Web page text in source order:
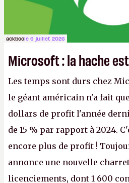
ackboole 6 juillet 2026
Microsoft : la hache
Les temps sont durs chez
le géant américain n'a fait
dollars de profit l'année
de 15 % par rapport à 2024.
encore plus de profit !
annonce une nouvelle
licenciements, dont 1 600